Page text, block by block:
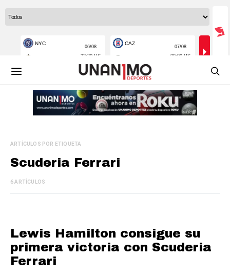
ARTÍCULOS POR ETIQUETA
Scuderia Ferrari
6 ARTÍCULOS
Lewis Hamilton consigue su
primera victoria con Scuderia
Ferrari